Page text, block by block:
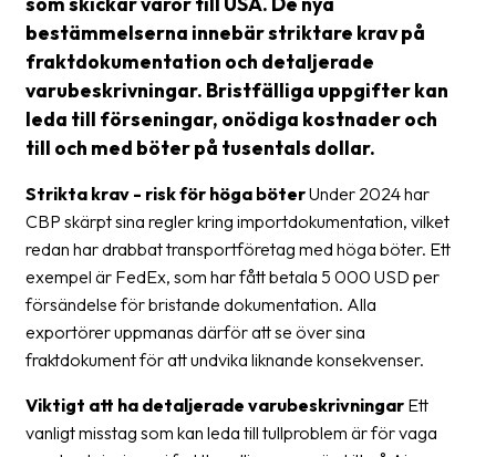
scanner
Support
About
the
About
Fraktjakt
Media
Coworkers
&
career
bestämmelserna innebär striktare krav på
fraktdokumentation och detaljerade
varubeskrivningar. Bristfälliga uppgifter kan
leda till förseningar, onödiga kostnader och
till och med böter på tusentals dollar.
Strikta krav - risk för höga böterUnder 2024 har
CBP skärpt sina regler kring importdokumentation, vilket
redan har drabbat transportföretag med höga böter. Ett
exempel är FedEx, som har fått betala 5 000 USD per
försändelse för bristande dokumentation. Alla
exportörer uppmanas därför att se över sina
fraktdokument för att undvika liknande konsekvenser.
Viktigt att ha detaljerade varubeskrivningar Ett
vanligt misstag som kan leda till tullproblem är för vaga